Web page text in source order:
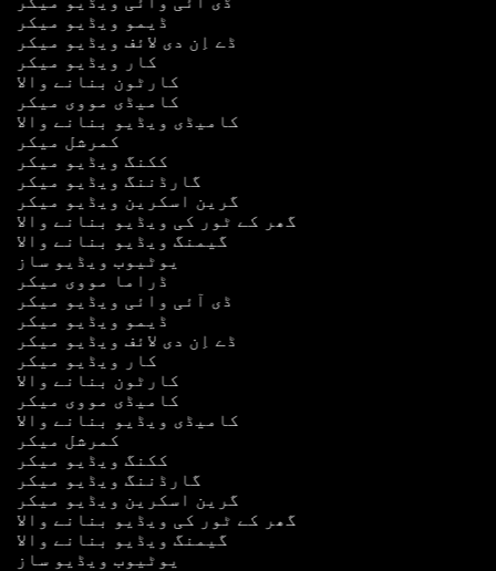
ڈیمو ویڈیو میکر
ڈے اِن دی لائف ویڈیو میکر
کار ویڈیو میکر
کارٹون بنانے والا
کامیڈی مووی میکر
کامیڈی ویڈیو بنانے والا
کمرشل میکر
ککنگ ویڈیو میکر
گارڈننگ ویڈیو میکر
گرین اسکرین ویڈیو میکر
گھر کے ٹور کی ویڈیو بنانے والا
گیمنگ ویڈیو بنانے والا
یوٹیوب ویڈیو ساز
ڈراما مووی میکر
ڈی آئی وائی ویڈیو میکر
ڈیمو ویڈیو میکر
ڈے اِن دی لائف ویڈیو میکر
کار ویڈیو میکر
کارٹون بنانے والا
کامیڈی مووی میکر
کامیڈی ویڈیو بنانے والا
کمرشل میکر
ککنگ ویڈیو میکر
گارڈننگ ویڈیو میکر
گرین اسکرین ویڈیو میکر
گھر کے ٹور کی ویڈیو بنانے والا
گیمنگ ویڈیو بنانے والا
یوٹیوب ویڈیو ساز